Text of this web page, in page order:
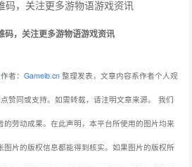
码，关注更多游物语游戏资讯
作者：Gameib.cn 整理发表，文章内容系作者个人观
赞同或支持。如需转载，请注明文章来源。 我们
劳动成果。在此声明，本平台所使用的图片均来
图片的版权信息都能得到核实。如果图片的版权所